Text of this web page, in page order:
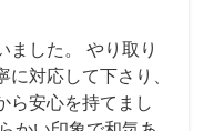
ました。 やり取り
対応して下さり、
ら安心を持てまし